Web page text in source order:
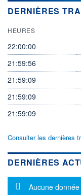
DERNIÈRES
HEURES
22:00:00
21:59:56
21:59:09
21:59:09
21:59:09
Consulter les dernières
DERNIÈRES
Message
Aucune